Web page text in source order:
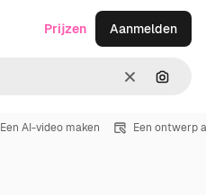
Wissen
Prijzen Aanmelden
Een AI-video maken Een ontwerp